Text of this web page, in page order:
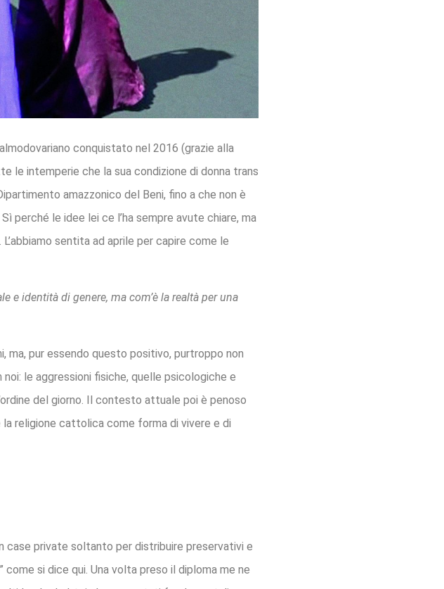
conquistato nel 2016 (grazie alla
le intemperie che la sua condizione di donna trans
amazzonico del Beni, fino a che non è
perché le idee lei ce l’ha sempre avute chiare, ma
sentita ad aprile per capire come le
identità di genere, ma com’è la realtà per una
pur essendo questo positivo, purtroppo non
le aggressioni fisiche, quelle psicologiche e
del giorno. Il contesto attuale poi è penoso
religione cattolica come forma di vivere e di
case private soltanto per distribuire preservativi e
come si dice qui. Una volta preso il diploma me ne